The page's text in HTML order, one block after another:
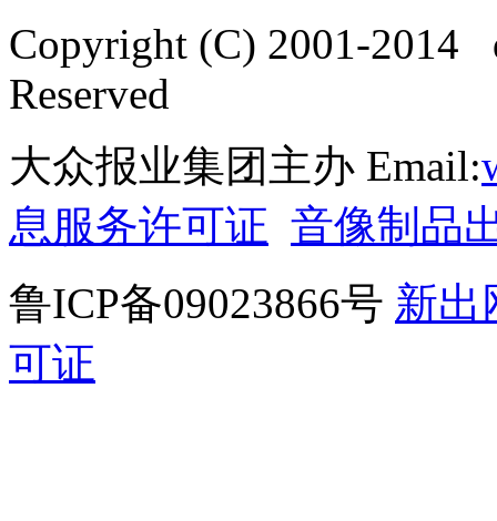
Copyright (C) 2001-2014
Reserved
大众报业集团主办 Email:
息服务许可证 音像制品
鲁ICP备09023866号 新出
可证